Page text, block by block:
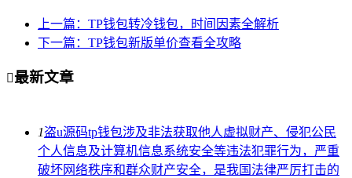
上一篇：TP钱包转冷钱包，时间因素全解析
下一篇：TP钱包新版单价查看全攻略
最新文章
1盗u源码tp钱包涉及非法获取他人虚拟财产、侵犯公民
个人信息及计算机信息系统安全等违法犯罪行为，严重
破坏网络秩序和群众财产安全，是我国法律严厉打击的